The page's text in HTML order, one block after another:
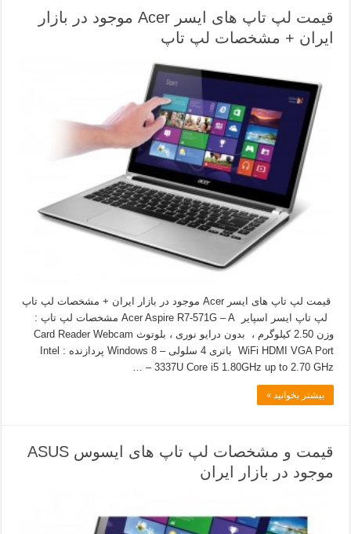
قیمت لپ تاپ های ایسر Acer موجود در بازار
ایران + مشخصات لپ تاپ
قیمت لپ تاپ های ایسر Acer موجود در بازار ایران + مشخصات لپ تاپ
لپ تاپ ایسر اسپایر Acer Aspire R7-571G – A مشخصات لپ تاپ :
وزن 2.50 کیلوگرم ، بدون درایو نوری ، بلوتوث Card Reader Webcam
WiFi HDMI VGA Port باتری 4 سلولی – Windows 8 پردازنده : Intel
3337U Core i5 1.80GHz up to 2.70 GHz – …
بیشتر بخوانید »
قیمت و مشخصات لپ تاپ های ایسوس ASUS
موجود در بازار ایران